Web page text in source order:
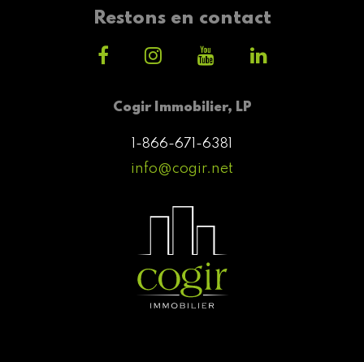
Cogir Immobilier, LP
1-866-671-6381
info@cogir.net
Restons en contact